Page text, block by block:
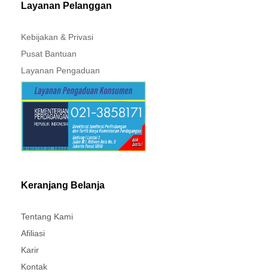
Layanan Pelanggan
Kebijakan & Privasi
Pusat Bantuan
Layanan Pengaduan
Keranjang Belanja
Tentang Kami
Afiliasi
Karir
Kontak